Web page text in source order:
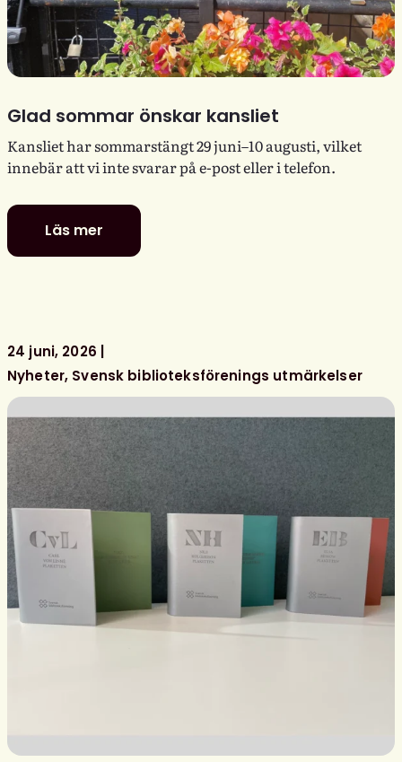
Glad sommar önskar kansliet
Kansliet har sommarstängt 29 juni–10 augusti, vilket
innebär att vi inte svarar på e-post eller i telefon.
Läs mer
Glad
sommar
24 juni, 2026
Nyheter Svensk biblioteksförenings utmärkelser